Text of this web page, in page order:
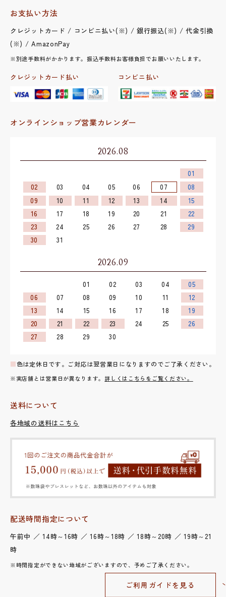
お支払い方法
クレジットカード / コンビニ払い(※) / 銀行振込(※) / 代金引換
(※) / AmazonPay
※別途手数料がかかります。振込手数料お客様負担でお願いいたします。
クレジットカード払い コンビニ払い
オンラインショップ営業カレンダー
2026.08
01
02
03 04 05 06 07
08
09
10 11 12 13 14
15
16
17 18 19 20 21
22
23
24 25 26 27 28
29
30
31
2026.09
01 02 03 04
05
06
07 08 09 10 11
12
13
14 15 16 17 18
19
20
21 22 23 24 25
26
27
28 29 30
■色は定休日です。ご対応は翌営業日になりますのでご了承ください。
※実店舗とは営業日が異なります。 詳しくはこちらをご覧ください。
送料について
各地域の送料はこちら
配送時間指定について
午前中 ／ 14時～16時 ／ 16時～18時 ／ 18時～20時 ／ 19時～21
時
※時間指定ができない地域がございますので、予めご了承ください。
ご利用ガイドを見る